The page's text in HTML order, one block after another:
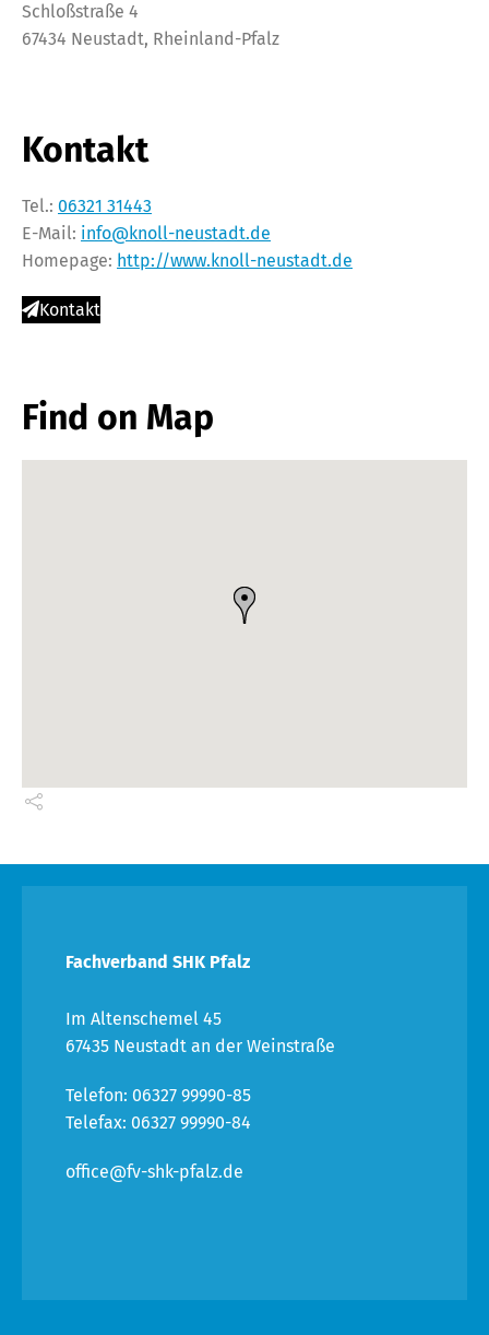
Schloßstraße 4
67434 Neustadt, Rheinland-Pfalz
Kontakt
Tel.: 06321 31443
E-Mail: info@knoll-neustadt.de
Homepage: http://www.knoll-neustadt.de
Kontakt
Find on Map
Fachverband SHK Pfalz
Im Altenschemel 45
67435 Neustadt an der Weinstraße
Telefon: 06327 99990-85
Telefax: 06327 99990-84
office@fv-shk-pfalz.de